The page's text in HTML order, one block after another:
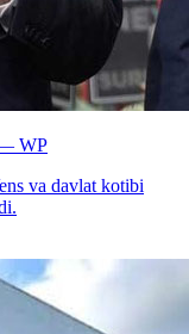
— WP
va davlat kotibi